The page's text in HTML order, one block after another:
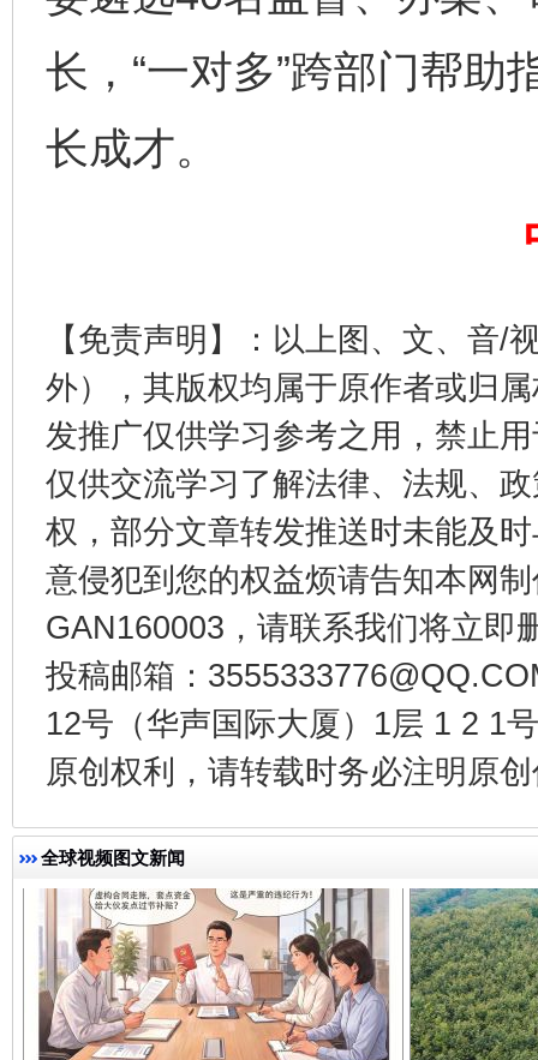
长，“一对多”跨部门帮助
长成才。
【免责声明】：以上图、文、音/
外），其版权均属于原作者或归
发推广仅供学习参考之用，禁止
仅供交流学习了解法律、法规、
权，部分文章转发推送时未能及
意侵犯到您的权益烦请告知本网
GAN160003，请联系我们将立即
投稿邮箱：
12号（华声国际大厦）1层 1 2 1
原创权利，请转载时务必注明原
全球视频图文新闻
完善运行机制助力责任有效落实 一纸欠
东山县通报“牛蛙产品抗生素超标问题” 法
揭开“小金库”的免责幌子